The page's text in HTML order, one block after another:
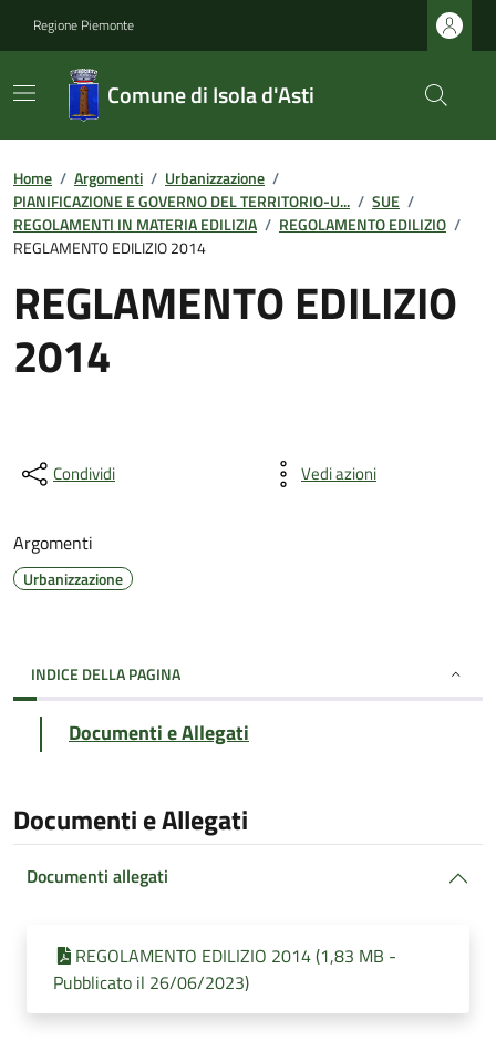
Regione Piemonte
Comune di Isola d'Asti
Home / Argomenti / Urbanizzazione /
PIANIFICAZIONE E GOVERNO DEL TERRITORIO-U... / SUE /
REGOLAMENTI IN MATERIA EDILIZIA / REGOLAMENTO EDILIZIO /
REGLAMENTO EDILIZIO 2014
REGLAMENTO EDILIZIO
2014
Condividi Vedi azioni
Argomenti
Urbanizzazione
INDICE DELLA PAGINA
Documenti e Allegati
Documenti e Allegati
Documenti allegati
REGOLAMENTO EDILIZIO 2014 (1,83 MB -
Pubblicato il 26/06/2023)